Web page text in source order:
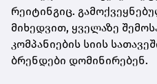
რეიტინგიც.
მიხედვით, ყველაზე
კომპანიების სიის
ბრენდები დომინირებენ.